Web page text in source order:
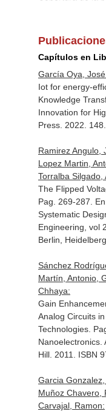
Capítulos en
García Oya,
Iot for energy-
Knowledge
Innovation for
Press. 2022.
Ramirez Angulo,
Lopez Martin,
Torralba Silgado,
The Flipped
Pag. 269-287.
Systematic
Engineering, vol
Berlin,
Sánchez
Martín, Antonio,
Chhaya:
Gain
Analog Circuits
Technologies.
Nanoelectronics.
Hill. 2011. ISBN
Garcia
Muñoz Chavero,
Carvajal, Ramon: